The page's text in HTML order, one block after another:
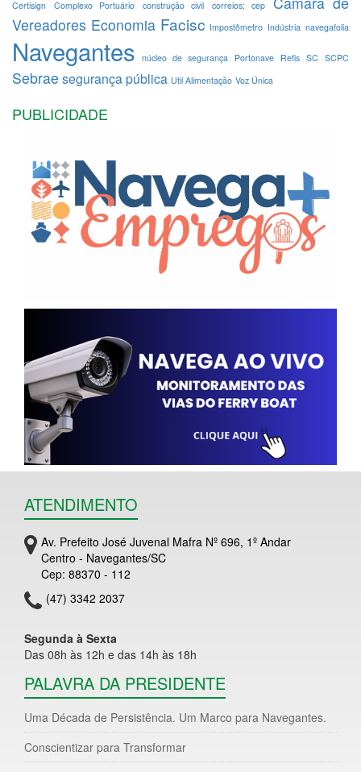
Certisign Complexo Portuário construção civil correios; cep
Vereadores Economia Facisc Impostômetro Indústria navegafolia
Navegantes núcleo de segurança Portonave Refis SC SCPC
Sebrae segurança pública Util Alimentação Voz Única
PUBLICIDADE
ATENDIMENTO
Av. Prefeito José Juvenal Mafra Nº 696, 1º Andar
Centro - Navegantes/SC
Cep: 88370 - 112
(47) 3342 2037
Segunda à Sexta
Das 08h às 12h e das 14h às 18h
PALAVRA DA PRESIDENTE
Uma Década de Persistência. Um Marco para Navegantes.
Conscientizar para Transformar